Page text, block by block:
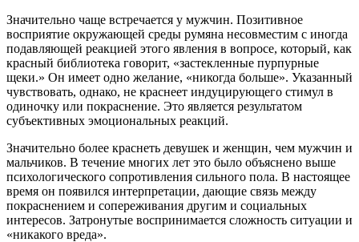
Значительно чаще встречается у мужчин. Позитивное
восприятие окружающей среды румяна несовместим с иногда
подавляющей реакцией этого явления в вопросе, который, как
красный библиотека говорит, «застекленные пурпурные
щеки.» Он имеет одно желание, «никогда больше». Указанный
чувствовать, однако, не краснеет индуцирующего стимул в
одиночку или покраснение. Это является результатом
субъективных эмоциональных реакций.
Значительно более краснеть девушек и женщин, чем мужчин и
мальчиков. В течение многих лет это было объяснено выше
психологического сопротивления сильного пола. В настоящее
время он появился интерпретации, дающие связь между
покраснением и сопереживания другим и социальных
интересов. Затронутые воспринимается сложность ситуации и
«никакого вреда».